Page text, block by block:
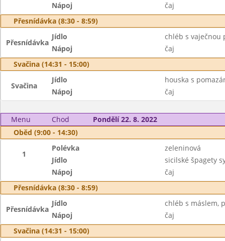
Nápoj
čaj
Přesnídávka (8:30 - 8:59)
Přesnídávka
Jídlo
chléb s vaječnou
Nápoj
čaj
Svačina (14:31 - 15:00)
Svačina
Jídlo
houska s
Nápoj
čaj
Menu Chod
Pondělí 22. 8. 2022
Oběd (9:00 - 14:30)
1
Polévka
zeleninová
Jídlo
sicilské špagety
Nápoj
čaj
Přesnídávka (8:30 - 8:59)
Přesnídávka
Jídlo
chléb s máslem,
Nápoj
čaj
Svačina (14:31 - 15:00)